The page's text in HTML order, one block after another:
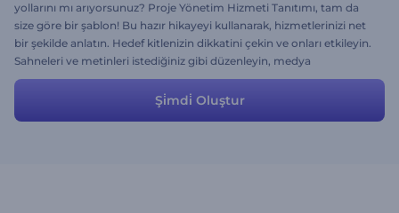
yollarını mı arıyorsunuz? Proje Yönetim Hizmeti Tanıtımı, tam da
size göre bir şablon! Bu hazır hikayeyi kullanarak, hizmetlerinizi net
bir şekilde anlatın. Hedef kitlenizin dikkatini çekin ve onları etkileyin.
Sahneleri ve metinleri istediğiniz gibi düzenleyin, medya
dosyalarınızı yükleyin ve videonuz hazır!
Şi̇mdi̇ Oluştur